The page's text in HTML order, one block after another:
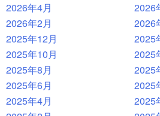
2026年4月
2026
2026年2月
2026
2025年12月
2025
2025年10月
2025
2025年8月
2025
2025年6月
2025
2025年4月
2025